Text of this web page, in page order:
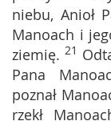
niebu, Anioł
Manoach i
ziemię. 21
Pana
poznał
rzekł